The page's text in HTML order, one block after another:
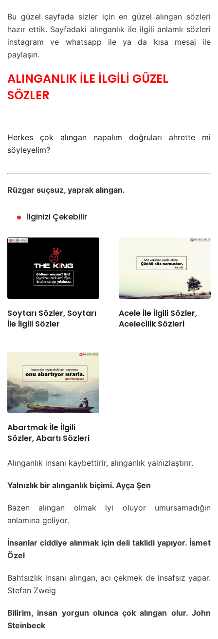
Bu güzel sayfada sizler için en güzel alıngan sözleri
hazır ettik. Sayfadaki alınganlık ile ilgili anlamlı sözleri
instagram ve whatsapp ile ya da kısa mesaj ile
paylaşın.
ALINGANLIK İLE İLGİLİ GÜZEL
SÖZLER
Herkes çok alıngan napalım doğruları ahrette mi
söyleyelim?
Rüzgar suçsuz, yaprak alıngan.
İlginizi Çekebilir
Soytarı Sözler, Soytarı
İle İlgili Sözler
Acele İle İlgili Sözler,
Acelecilik Sözleri
Abartmak İle İlgili
Sözler, Abartı Sözleri
Alınganlık insanı kaybettirir, alınganlık yalnızlaştırır.
Yalnızlık bir alınganlık biçimi. Ayça Şen
Bazen alıngan olmak iyi oluyor umursamadığın
anlamına geliyor.
İnsanlar ciddiye alınmak için deli taklidi yapıyor. İsmet
Özel
Bahtsızlık insanı alıngan, acı çekmek de insafsız yapar.
Stefan Zweig
Bilirim, insan yorgun olunca çok alıngan olur. John
Steinbeck